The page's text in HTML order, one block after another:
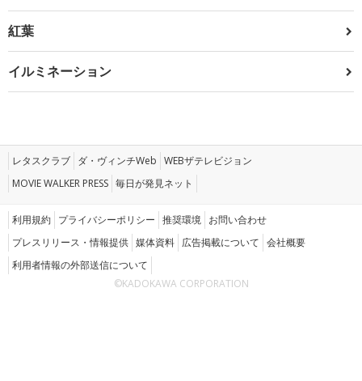
紅葉
イルミネーション
レタスクラブ ダ・ヴィンチWeb WEBザテレビジョン
MOVIE WALKER PRESS 毎日が発見ネット
利用規約 プライバシーポリシー 推奨環境 お問い合わせ
プレスリリース・情報提供 媒体資料 広告掲載について 会社概要
利用者情報の外部送信について
©KADOKAWA CORPORATION